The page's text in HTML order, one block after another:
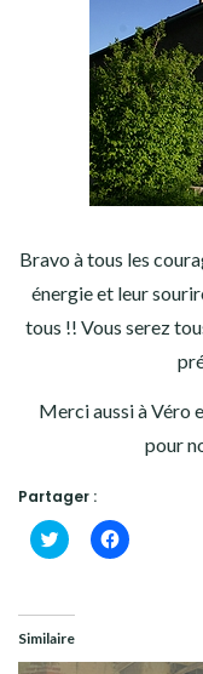
Bravo à tous les
énergie et leur
tous !! Vous serez
Merci aussi à Véro
pour
Partager :
Cliquez
pour
dans
nouvelle
fenêtre)
Cliquez
pour
fenêtre)
Similaire